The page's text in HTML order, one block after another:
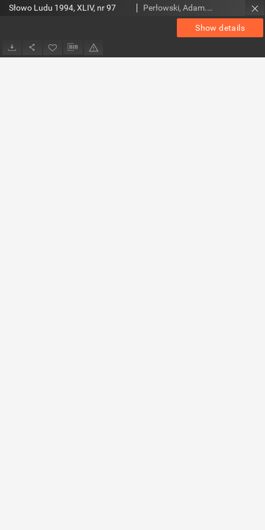
Show details
Słowo Ludu 1994, XLIV, nr 97 Perłowski, Adam. Red.